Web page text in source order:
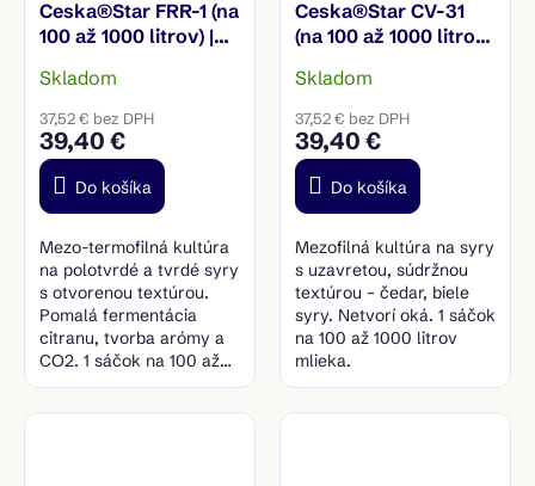
Ceska®Star FRR-1 (na
100 až 1000 litrov) |
kultúra
Skladom
37,52 € bez DPH
39,40 €
Do košíka
Mezo-termofilná kultúra
na polotvrdé a tvrdé syry
s otvorenou textúrou.
Pomalá fermentácia
citranu, tvorba arómy a
CO2. 1 sáčok na 100 až
1000 litrov mlieka.
Ceska®Star CV-31
(na 100 až 1000 litrov)
Skladom
37,52 € bez DPH
39,40 €
Do košíka
Mezofilná kultúra na syry
s uzavretou, súdržnou
textúrou – čedar, biele
syry. Netvorí oká. 1 sáčok
na 100 až 1000 litrov
mlieka.